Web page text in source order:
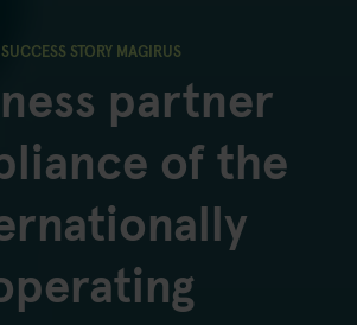
SUCCESS STORY MAGIRUS
partner
of the